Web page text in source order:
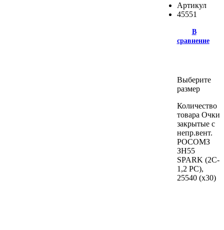
Артикул
45551
В
сравнение
Выберите
размер
Количество
товара Очки
закрытые с
непр.вент.
РОСОМЗ
ЗН55
SPARK (2C-
1,2 РС),
25540 (х30)